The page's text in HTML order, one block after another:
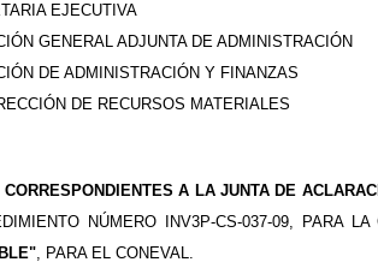
EJECUTIVA
GENERAL ADJUNTA DE ADMINISTRACIÓN
DE ADMINISTRACIÓN Y FINANZAS
DE RECURSOS MATERIALES
CORRESPONDIENTES A LA JUNTA DE
NÚMERO INV3P-CS-037-09, PARA
, PARA EL CONEVAL.